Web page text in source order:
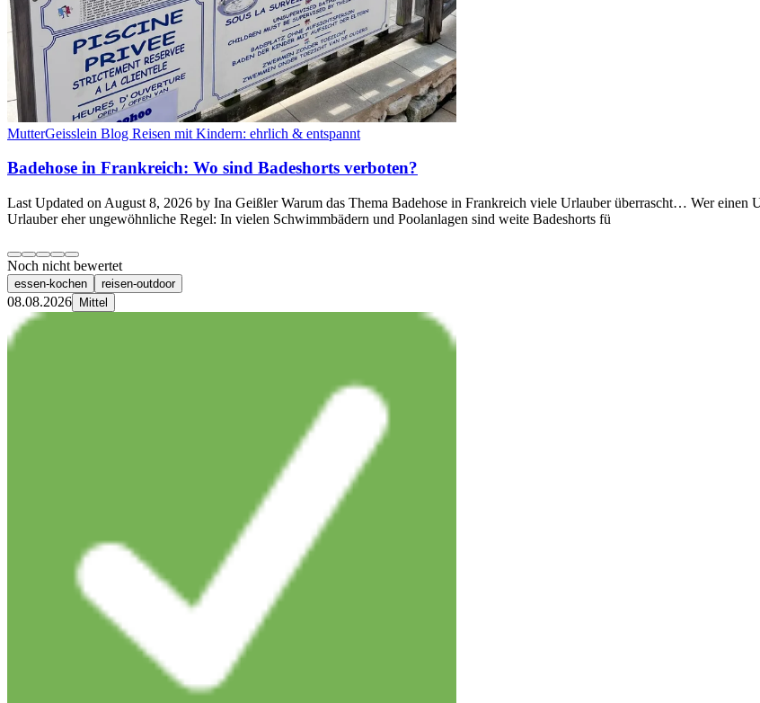
MutterGeisslein Blog Reisen mit Kindern: ehrlich & entspannt
Badehose in Frankreich: Wo sind Badeshorts verboten?
Last Updated on August 8, 2026 by Ina Geißler Warum das Thema Badehose in Frankreich viele Urlauber überrascht… Wer einen
Urlauber eher ungewöhnliche Regel: In vielen Schwimmbädern und Poolanlagen sind weite Badeshorts fü
Noch nicht bewertet
essen-kochen reisen-outdoor
08.08.2026 Mittel